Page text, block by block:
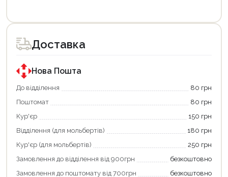
Доставка
Нова Пошта
До відділення
80 грн
Поштомат
80 грн
Кур'єр
150 грн
Відділення (для мольбертів)
180 грн
Кур'єр (для мольбертів)
250 грн
Замовлення до відділення від 900грн
безкоштовно
Замовлення до поштомату від 700грн
безкоштовно